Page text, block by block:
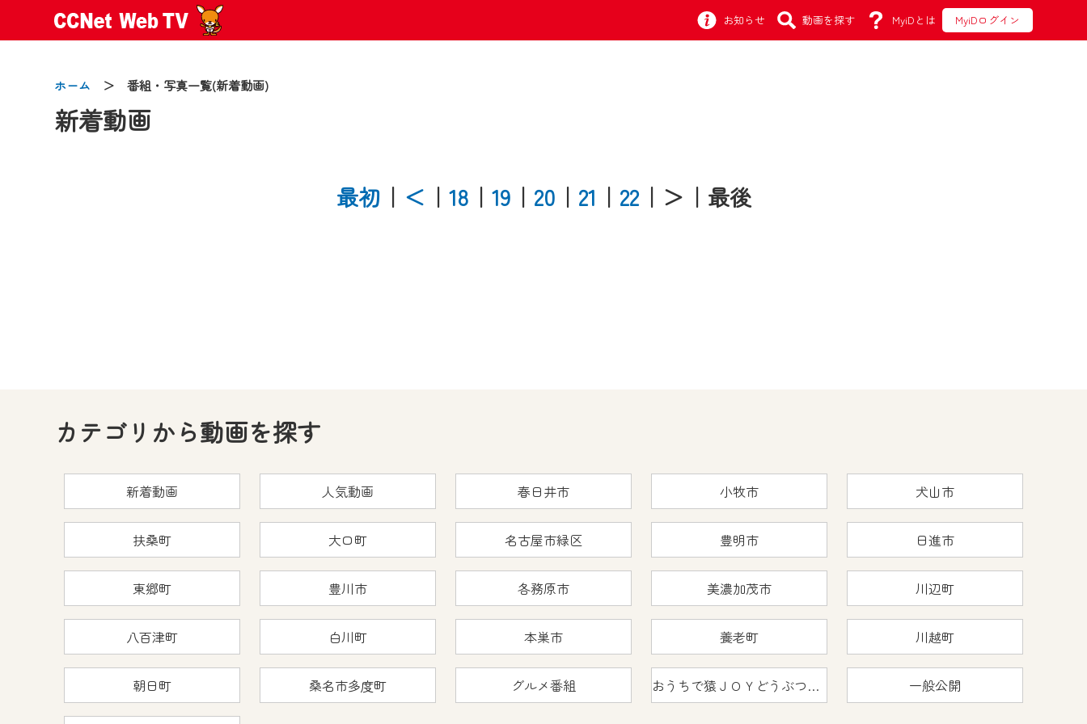
お知らせ 動画を探す MyiDとは MyiDログイン
ホーム ＞ 番組・写真一覧(新着動画)
新着動画
最初 ｜ ＜ ｜ 18 ｜ 19 ｜ 20 ｜ 21 ｜ 22 ｜＞ ｜最後
カテゴリから動画を探す
新着動画 人気動画 春日井市 小牧市 犬山市
扶桑町 大口町 名古屋市緑区 豊明市 日進市
東郷町 豊川市 各務原市 美濃加茂市 川辺町
八百津町 白川町 本巣市 養老町 川越町
朝日町 桑名市多度町 グルメ番組 おうちで猿ＪＯＹどうぶつえん 一般公開
2024/09/02
◆デザイン変更により、お住まいの地域の動画コンテンツが一目瞭然。
※マイページへのログインには、MyIDが必要となります。
※MyIDとは、CCNet Web TVを含むCCNetの各種サービスをご利用頂くためのIDです。
（GmailやYahooなどのフリーメールアドレスでも作成可能です）
※マイページへのログイン・MyIDの新規登録は
こちらから
※CCNetアプリをご利用中の方は引き続きご視聴いただけます。
＜メンテナンス情報＞
CCNetWebTVのリニューアルにともないメンテナンス作業を予定しています。
日時 9/24 9:30～16:30
作業の間は、CCNetWebTVの画面が「メンテナンス中」になり、ご利用いただけません。
ご不便をおかけいたしますが、ご了承の程よろしくお願いいたします。